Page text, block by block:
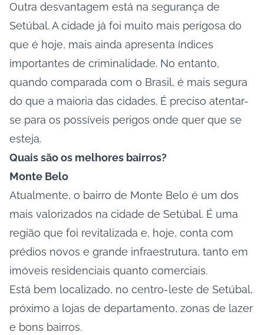
Outra desvantagem está na segurança de
Setúbal. A cidade já foi muito mais perigosa do
que é hoje, mais ainda apresenta índices
importantes de criminalidade. No entanto,
quando comparada com o Brasil, é mais segura
do que a maioria das cidades. É preciso atentar-
se para os possíveis perigos onde quer que se
esteja.
Quais são os melhores bairros?
Monte Belo
Atualmente, o bairro de Monte Belo é um dos
mais valorizados na cidade de Setúbal. É uma
região que foi revitalizada e, hoje, conta com
prédios novos e grande infraestrutura, tanto em
imóveis residenciais quanto comerciais.
Está bem localizado, no centro-leste de Setúbal,
próximo a lojas de departamento, zonas de lazer
e bons bairros.